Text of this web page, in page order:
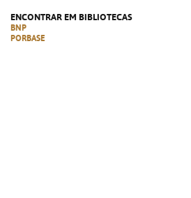
ENCONTRAR EM BIBLIOTECAS
BNP
PORBASE